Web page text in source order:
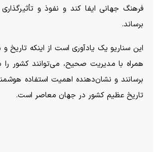
فرهنگ جهانی ایفا کند و نفوذ و
برساند.
این سناریو یک یادآوری است از اینکه تاریخ و
همراه با مدیریت صحیح، می‌توانند کشور را
برسانند و نشان‌دهنده اهمیت استفاده
تاریخ عظیم کشور در جهان معاصر است.